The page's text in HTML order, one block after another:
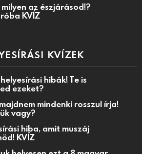
milyen az észjárásod!?
KVÍZ
KVÍZEK
hibák! Te is
ezeket?
mindenki rosszul írja!
vagy?
hiba, amit muszáj
KVÍZ